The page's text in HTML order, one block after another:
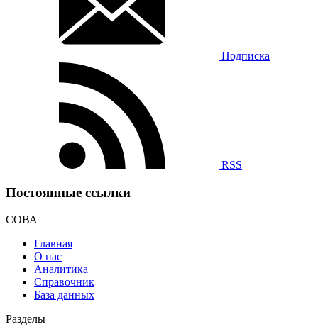
Подписка
RSS
Постоянные ссылки
СОВА
Главная
О нас
Аналитика
Справочник
База данных
Разделы